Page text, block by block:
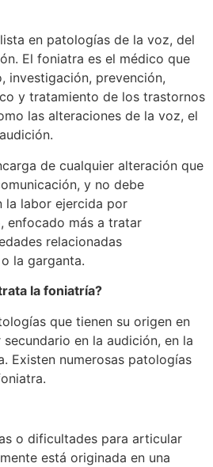
en patologías de la voz, del
El foniatra es el médico que
investigación, prevención,
y tratamiento de los trastornos
las alteraciones de la voz, el
de cualquier alteración que
y no debe
la labor ejercida por
enfocado más a tratar
relacionadas
la garganta.
la foniatría?
que tienen su origen en
en la audición, en la
Existen numerosas patologías
o dificultades para articular
está originada en una